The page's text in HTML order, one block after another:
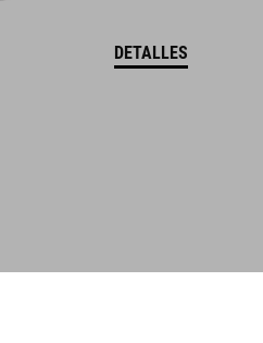
DETALLES